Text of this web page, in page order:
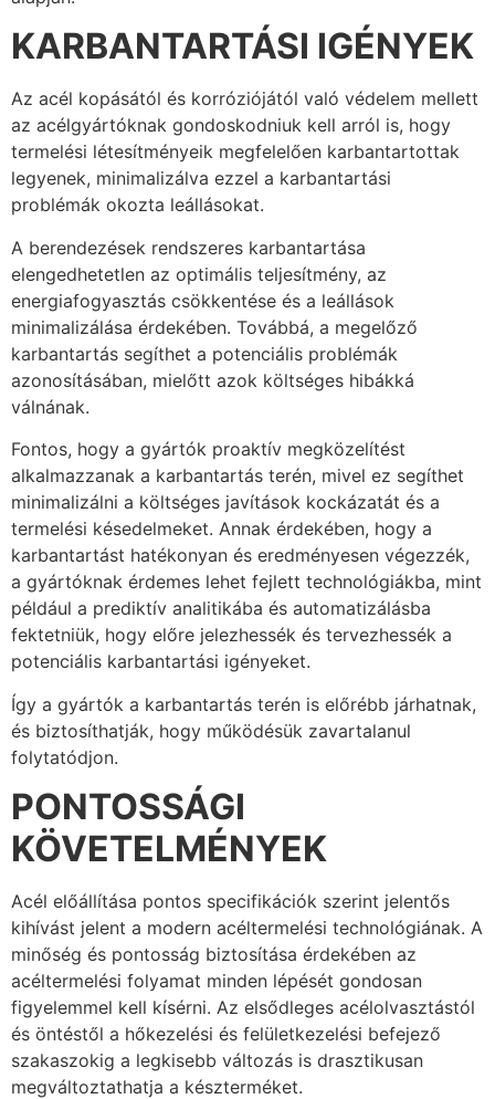
KARBANTARTÁSI IGÉNYEK
Az acél kopásától és korróziójától való védelem mellett
az acélgyártóknak gondoskodniuk kell arról is, hogy
termelési létesítményeik megfelelően karbantartottak
legyenek, minimalizálva ezzel a karbantartási
problémák okozta leállásokat.
A berendezések rendszeres karbantartása
elengedhetetlen az optimális teljesítmény, az
energiafogyasztás csökkentése és a leállások
minimalizálása érdekében. Továbbá, a megelőző
karbantartás segíthet a potenciális problémák
azonosításában, mielőtt azok költséges hibákká
válnának.
Fontos, hogy a gyártók proaktív megközelítést
alkalmazzanak a karbantartás terén, mivel ez segíthet
minimalizálni a költséges javítások kockázatát és a
termelési késedelmeket. Annak érdekében, hogy a
karbantartást hatékonyan és eredményesen végezzék,
a gyártóknak érdemes lehet fejlett technológiákba, mint
például a prediktív analitikába és automatizálásba
fektetniük, hogy előre jelezhessék és tervezhessék a
potenciális karbantartási igényeket.
Így a gyártók a karbantartás terén is előrébb járhatnak,
és biztosíthatják, hogy működésük zavartalanul
folytatódjon.
PONTOSSÁGI
KÖVETELMÉNYEK
Acél előállítása pontos specifikációk szerint jelentős
kihívást jelent a modern acéltermelési technológiának. A
minőség és pontosság biztosítása érdekében az
acéltermelési folyamat minden lépését gondosan
figyelemmel kell kísérni. Az elsődleges acélolvasztástól
és öntéstől a hőkezelési és felületkezelési befejező
szakaszokig a legkisebb változás is drasztikusan
megváltoztathatja a készterméket.